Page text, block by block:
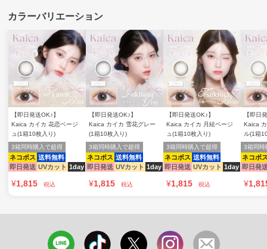
【即日発送OK♪】
Kaica カイカ 花恋ベージ
ュ(1箱10枚入り)
ネコポス 送料無料
即日発送 UVカット 1day
3箱同時購入で超得
¥1,815 税込
【即日発送OK♪】
Kaica カイカ 雪花グレー
(1箱10枚入り)
ネコポス 送料無料
即日発送 UVカット 1day
3箱同時購入で超得
¥1,815 税込
【即日発送OK♪】
Kaica カイカ 月絃ベージ
ュ(1箱10枚入り)
ネコポス 送料無料
即日発送 UVカット 1day
3箱同時購入で超得
¥1,815 税込
【即日
Kaica
ル(1箱
ネコポ
即日発
3箱同時
¥